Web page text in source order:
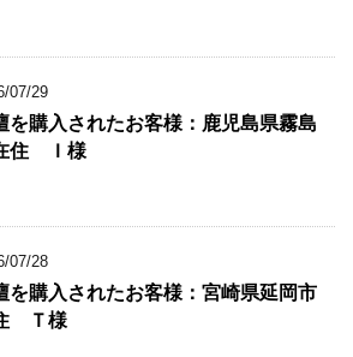
07/29
を購入されたお客様：鹿児島県霧島
住 Ｉ様
07/28
を購入されたお客様：宮崎県延岡市
Ｔ様